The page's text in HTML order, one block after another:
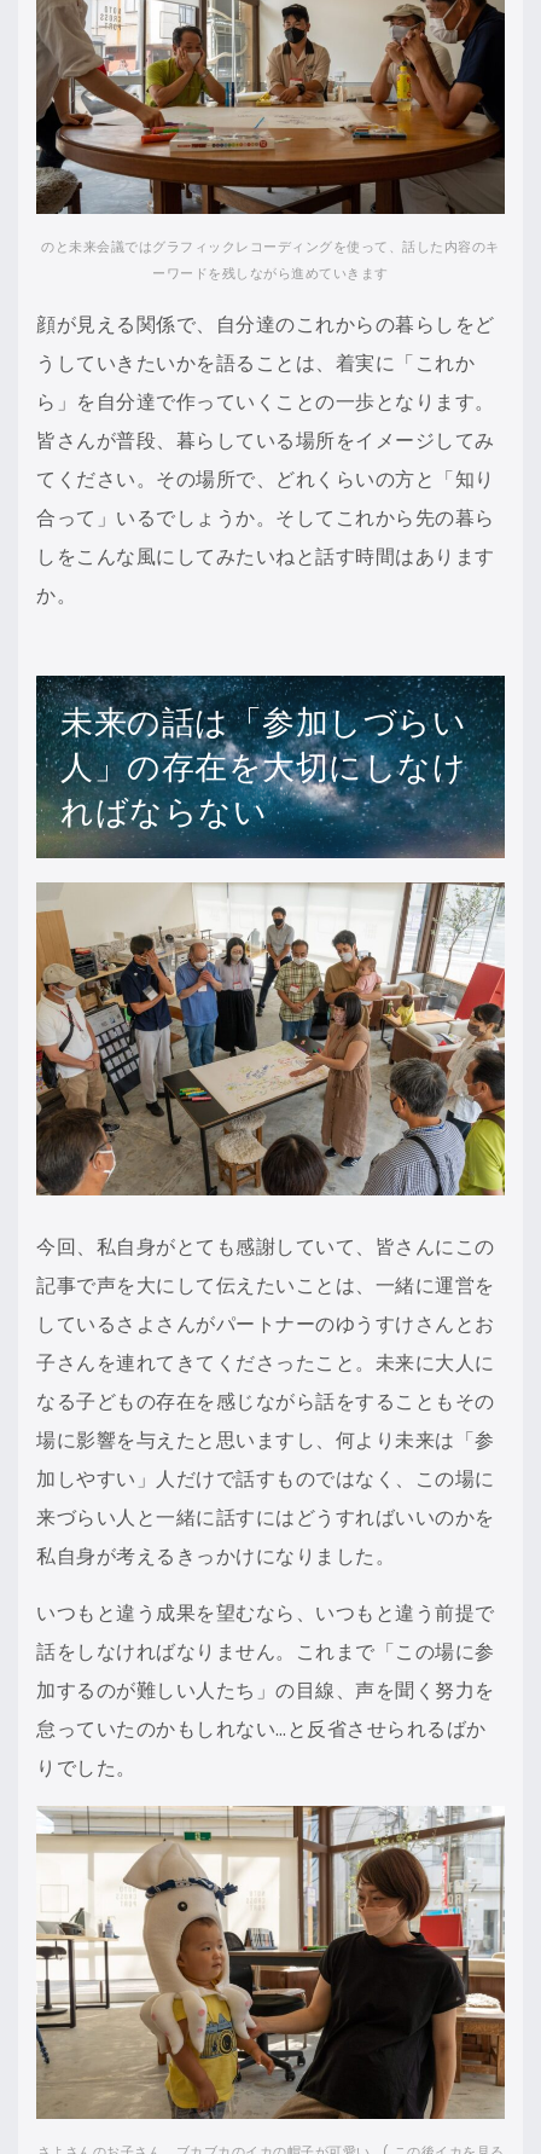
のと未来会議ではグラフィックレコーディングを使って、話した内容のキ
ーワードを残しながら進めていきます
顔が見える関係で、自分達のこれからの暮らしをど
うしていきたいかを語ることは、着実に「これか
ら」を自分達で作っていくことの一歩となります。
皆さんが普段、暮らしている場所をイメージしてみ
てください。その場所で、どれくらいの方と「知り
合って」いるでしょうか。そしてこれから先の暮ら
しをこんな風にしてみたいねと話す時間はあります
か。
未来の話は「参加しづらい
人」の存在を大切にしなけ
ればならない
今回、私自身がとても感謝していて、皆さんにこの
記事で声を大にして伝えたいことは、一緒に運営を
しているさよさんがパートナーのゆうすけさんとお
子さんを連れてきてくださったこと。未来に大人に
なる子どもの存在を感じながら話をすることもその
場に影響を与えたと思いますし、何より未来は「参
加しやすい」人だけで話すものではなく、この場に
来づらい人と一緒に話すにはどうすればいいのかを
私自身が考えるきっかけになりました。
いつもと違う成果を望むなら、いつもと違う前提で
話をしなければなりません。これまで「この場に参
加するのが難しい人たち」の目線、声を聞く努力を
怠っていたのかもしれない…と反省させられるばか
りでした。